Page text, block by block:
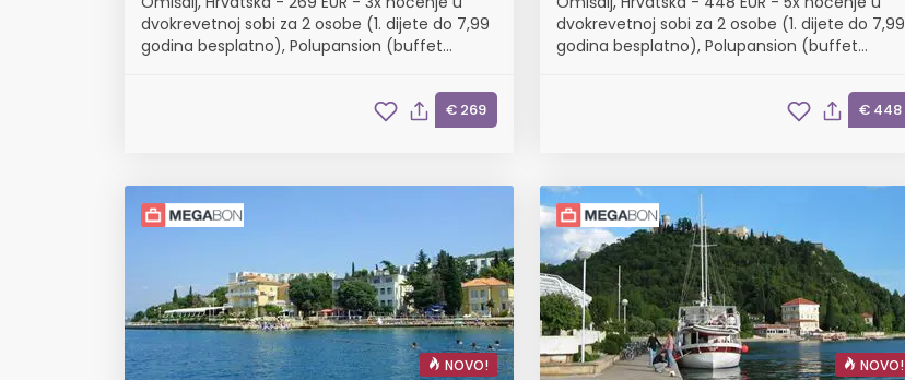
dvokrevetnoj sobi za 2 osobe (1. dijete do 7,99
godina besplatno), Polupansion (buffet
€ 269
dvokrevetnoj sobi za 2 osobe (1. dijete do 7,99
godina besplatno), Polupansion (buffet
€ 448
NOVO! NOVO!